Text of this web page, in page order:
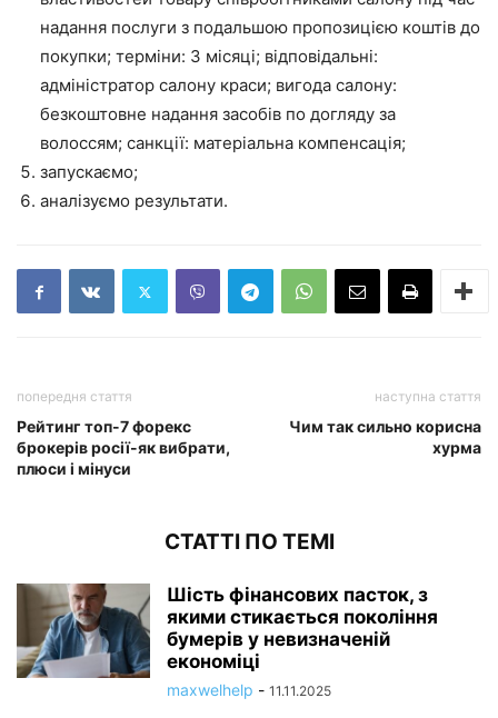
надання послуги з подальшою пропозицією коштів до
покупки; терміни: 3 місяці; відповідальні:
адміністратор салону краси; вигода салону:
безкоштовне надання засобів по догляду за
волоссям; санкції: матеріальна компенсація;
запускаємо;
аналізуємо результати.
попередня стаття
Рейтинг топ-7 форекс
брокерів росії-як вибрати,
плюси і мінуси
наступна стаття
Чим так сильно корисна
хурма
СТАТТІ ПО ТЕМІ
Шість фінансових пасток, з
якими стикається покоління
бумерів у невизначеній
економіці
maxwelhelp - 11.11.2025